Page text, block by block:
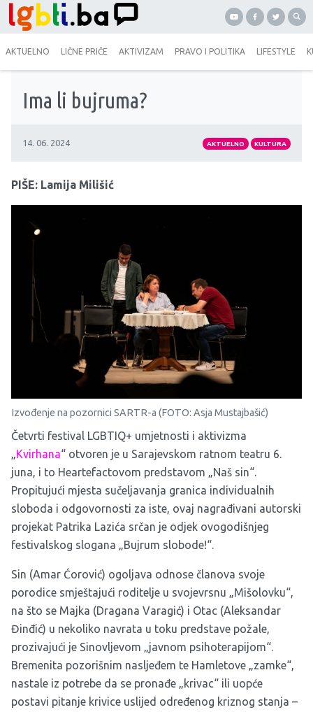
AKTUELNO LIČNE PRIČE AKTIVIZAM PRAVO I POLITIKA LIFESTYLE
Ima li bujruma?
14. 06. 2024 AKTUELNO KULTURA
PIŠE: Lamija Milišić
Izvođenje na pozornici SARTR-a (FOTO: Asja Mustajbašić)
Četvrti festival LGBTIQ+ umjetnosti i aktivizma
„Kvirhana“ otvoren je u Sarajevskom ratnom teatru 6.
juna, i to Heartefactovom predstavom „Naš sin“.
Propitujući mjesta sučeljavanja granica individualnih
sloboda i odgovornosti za iste, ovaj nagrađivani autorski
projekat Patrika Lazića srčan je odjek ovogodišnjeg
festivalskog slogana „Bujrum slobode!“.
Sin (Amar Ćorović) ogoljava odnose članova svoje
porodice smještajući roditelje u svojevrsnu „Mišolovku“,
na što se Majka (Dragana Varagić) i Otac (Aleksandar
Đinđić) u nekoliko navrata u toku predstave požale,
prozivajući je Sinovljevom „javnom psihoterapijom“.
Bremenita pozorišnim nasljeđem te Hamletove „zamke“,
nastale iz potrebe da se pronađe „krivac“ ili uopće
postavi pitanje krivice uslijed određenog kriznog stanja –